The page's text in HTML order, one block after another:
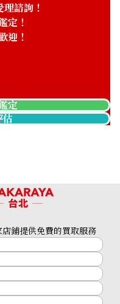
諮詢！
定！
迎！
定
估
鋪提供免費的買取服務